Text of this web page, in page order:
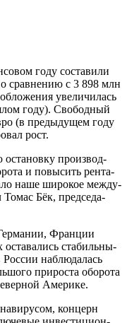
году соста­ви­ли
срав­не­нию с 3 898 млн
уве­ли­чи­лась
году). Сво­бод­ный
(в преды­ду­щем году
рост.
про­из­вод­
и повы­сить рен­та­
наше широ­кое меж­ду­
Томас Бёк, пред­се­да­
Фран­ции
оста­ва­лись ста­биль­ны­
наблю­да­лась
при­ро­ста обо­ро­та
Америке.
кон­церн